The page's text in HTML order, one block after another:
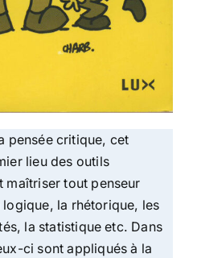
pensée critique, cet
lieu des outils
maîtriser tout penseur
la rhétorique, les
la statistique etc. Dans
ci sont appliqués à la